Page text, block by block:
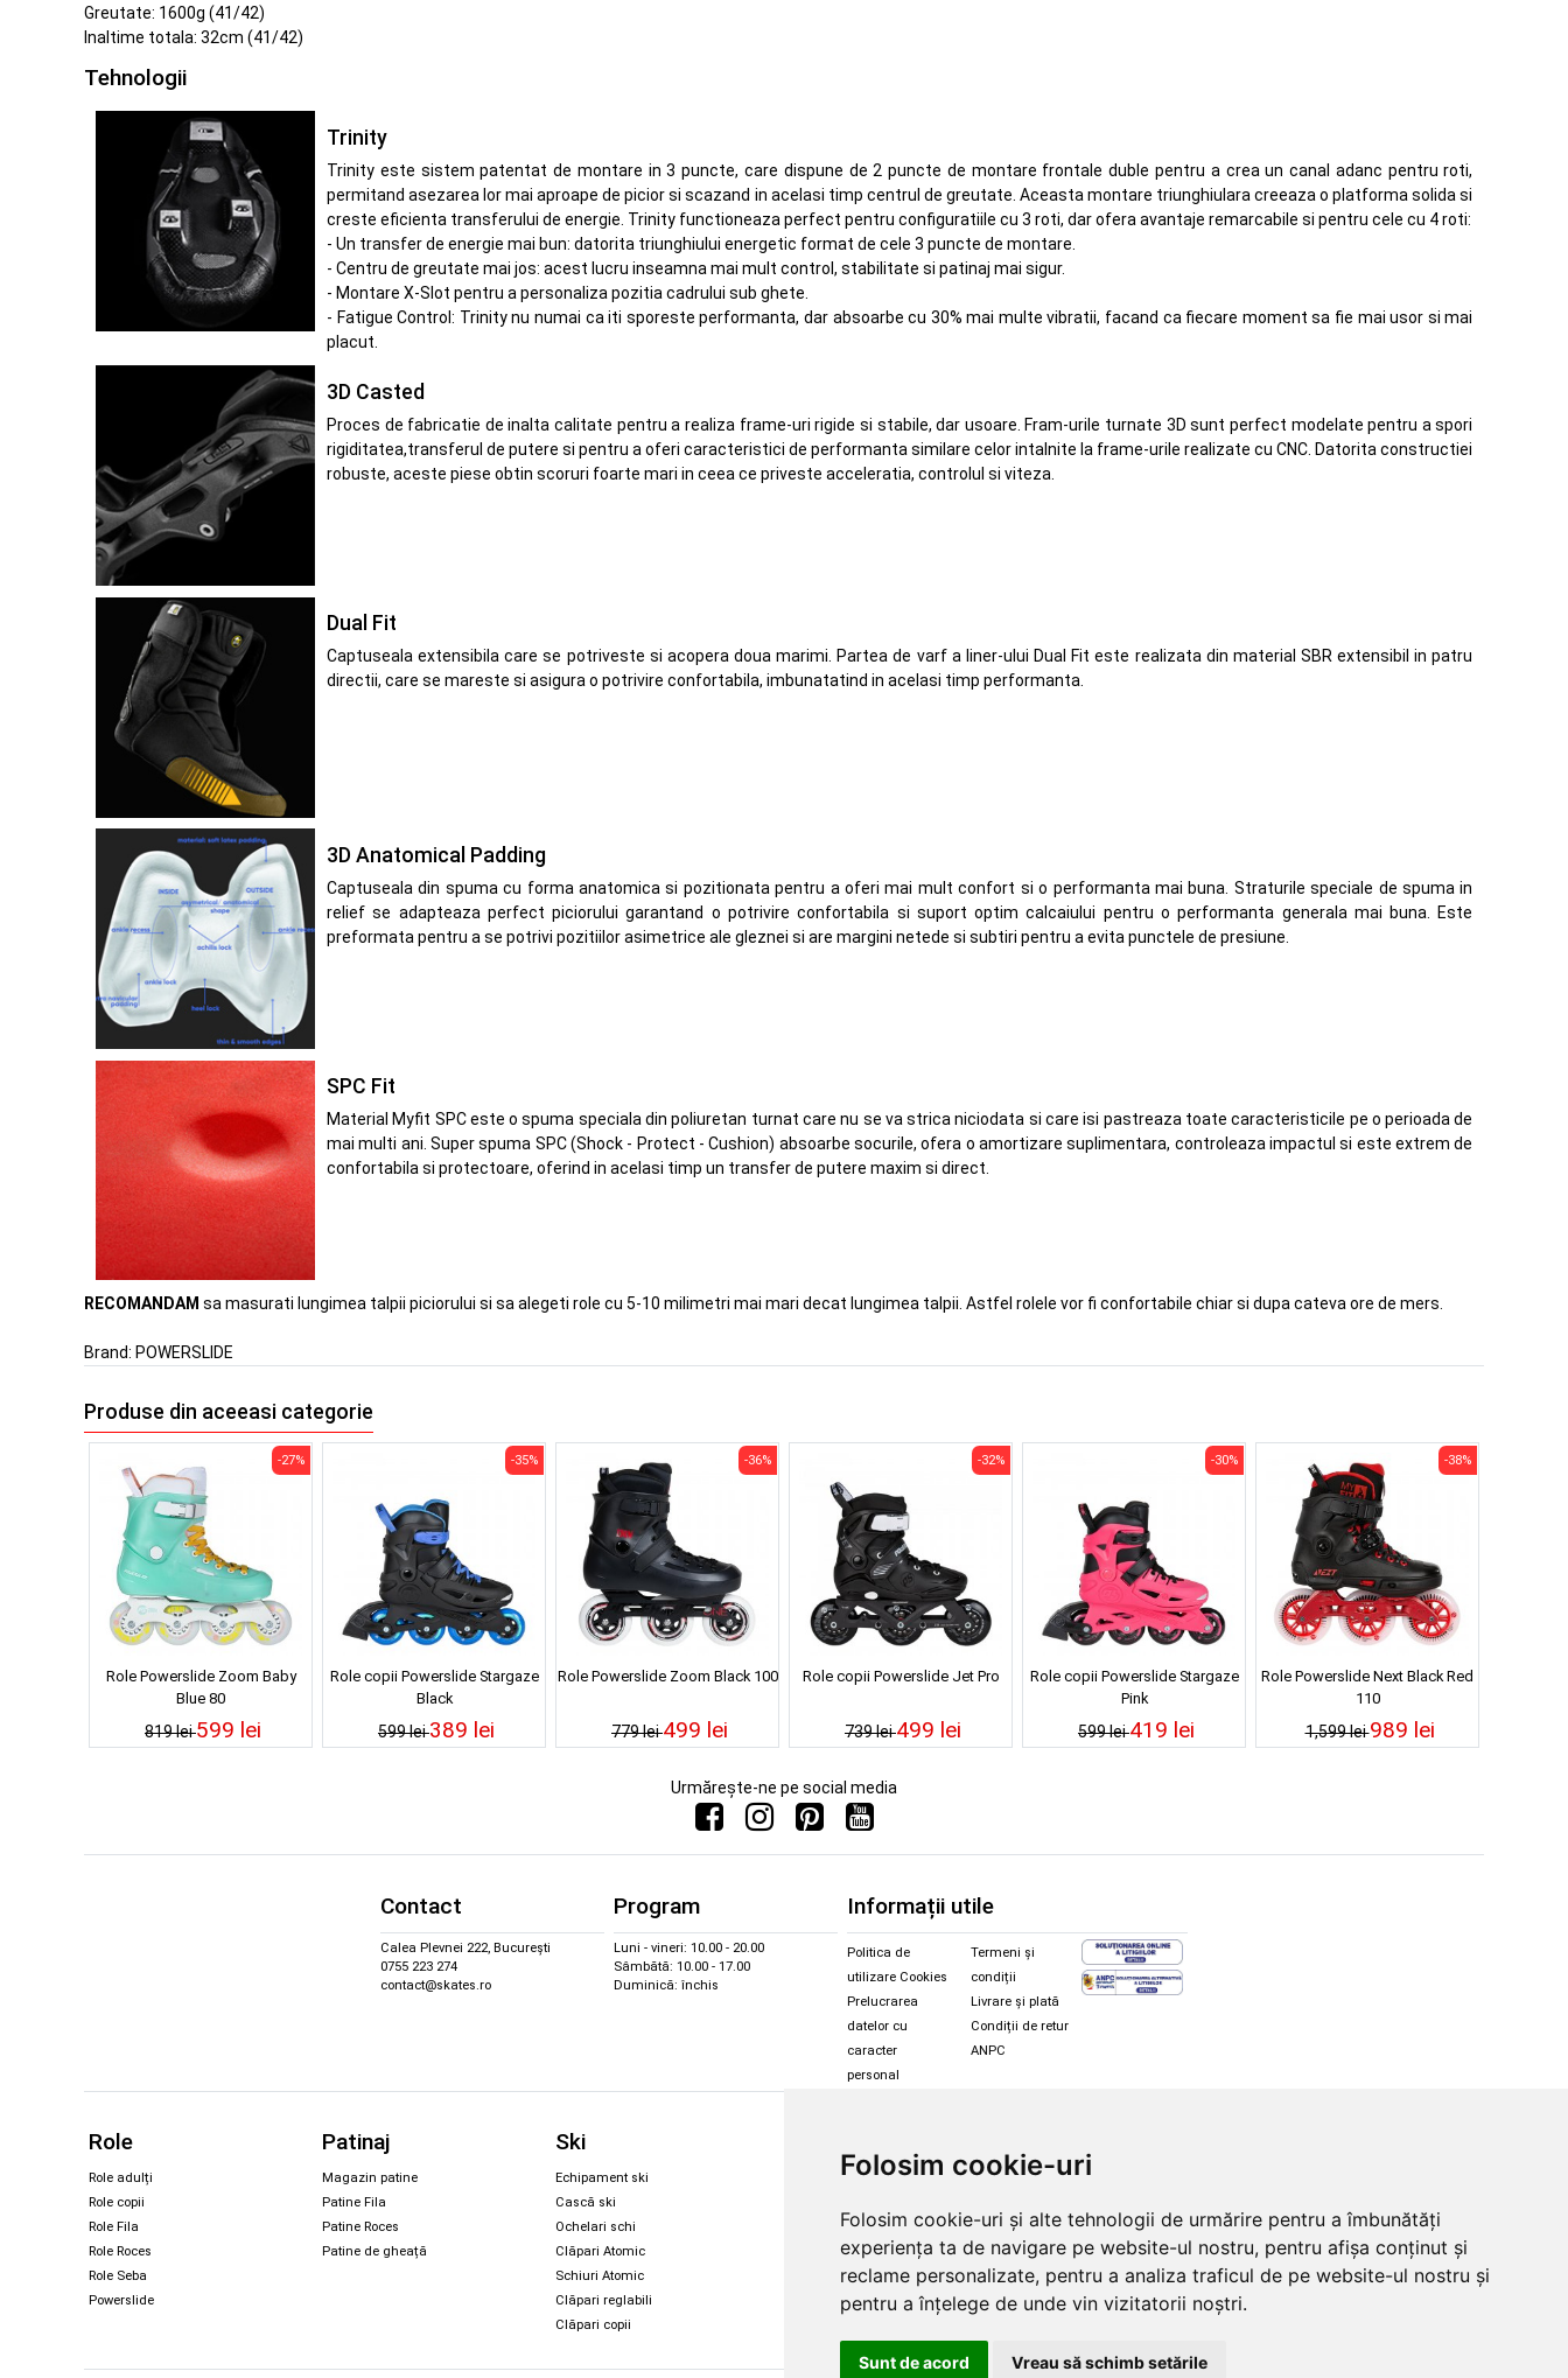
Folosim cookie-uri
Folosim cookie-uri și alte tehnologii de urmărire pentru a îmbunătăți
experiența ta de navigare pe website-ul nostru, pentru afișa conținut și
reclame personalizate, pentru a analiza traficul de pe website-ul nostru și
pentru a înțelege de unde vin vizitatorii noștri.
Sunt de acord Vreau să schimb setările
Greutate: 1600g (41/42)
Inaltime totala: 32cm (41/42)
Tehnologii
Trinity
Trinity este sistem patentat de montare in 3 puncte, care dispune de 2 puncte de montare frontale duble pentru a crea un canal adanc pentru roti,
permitand asezarea lor mai aproape de picior si scazand in acelasi timp centrul de greutate. Aceasta montare triunghiulara creeaza o platforma solida si
creste eficienta transferului de energie. Trinity functioneaza perfect pentru configuratiile cu 3 roti, dar ofera avantaje remarcabile si pentru cele cu 4 roti:
- Un transfer de energie mai bun: datorita triunghiului energetic format de cele 3 puncte de montare.
- Centru de greutate mai jos: acest lucru inseamna mai mult control, stabilitate si patinaj mai sigur.
- Montare X-Slot pentru a personaliza pozitia cadrului sub ghete.
- Fatigue Control: Trinity nu numai ca iti sporeste performanta, dar absoarbe cu 30% mai multe vibratii, facand ca fiecare moment sa fie mai usor si mai
placut.
3D Casted
Proces de fabricatie de inalta calitate pentru a realiza frame-uri rigide si stabile, dar usoare. Fram-urile turnate 3D sunt perfect modelate pentru a spori
rigiditatea,transferul de putere si pentru a oferi caracteristici de performanta similare celor intalnite la frame-urile realizate cu CNC. Datorita constructiei
robuste, aceste piese obtin scoruri foarte mari in ceea ce priveste acceleratia, controlul si viteza.
Dual Fit
Captuseala extensibila care se potriveste si acopera doua marimi. Partea de varf a liner-ului Dual Fit este realizata din material SBR extensibil in patru
directii, care se mareste si asigura o potrivire confortabila, imbunatatind in acelasi timp performanta.
3D Anatomical Padding
Captuseala din spuma cu forma anatomica si pozitionata pentru a oferi mai mult confort si o performanta mai buna. Straturile speciale de spuma in
relief se adapteaza perfect piciorului garantand o potrivire confortabila si suport optim calcaiului pentru o performanta generala mai buna. Este
preformata pentru a se potrivi pozitiilor asimetrice ale gleznei si are margini netede si subtiri pentru a evita punctele de presiune.
SPC Fit
Material Myfit SPC este o spuma speciala din poliuretan turnat care nu se va strica niciodata si care isi pastreaza toate caracteristicile pe o perioada de
mai multi ani. Super spuma SPC (Shock - Protect - Cushion) absoarbe socurile, ofera o amortizare suplimentara, controleaza impactul si este extrem de
confortabila si protectoare, oferind in acelasi timp un transfer de putere maxim si direct.
RECOMANDAM sa masurati lungimea talpii piciorului si sa alegeti role cu 5-10 milimetri mai mari decat lungimea talpii. Astfel rolele vor fi confortabile chiar si dupa cateva ore de mers.
Brand: POWERSLIDE
Produse din aceeasi categorie
Role Powerslide Zoom Baby
Blue 80
819 lei
-27%
599 lei
Role copii Powerslide Stargaze
Black
599 lei
-35%
389 lei
Role Powerslide Zoom Black 100
779 lei
-36%
499 lei
Role copii Powerslide Jet Pro
739 lei
-32%
499 lei
Role copii Powerslide Stargaze
Pink
599 lei
-30%
419 lei
Role Powerslide Next Black Red
110
1,599 lei
-38%
989 lei
Urmărește-ne pe social media
Contact
Calea Plevnei 222, București
0755 223 274
contact@skates.ro
Program
Luni - vineri: 10.00 - 20.00
Sâmbătă: 10.00 - 17.00
Duminică: închis
Informații utile
Politica de
utilizare Cookies
Prelucrarea
datelor cu
caracter
personal
Termeni și
condiții
Livrare și plată
Condiții de retur
ANPC
Role
Role adulți
Role copii
Role Fila
Role Roces
Role Seba
Powerslide
Patinaj
Magazin patine
Patine Fila
Patine Roces
Patine de gheață
Ski
Echipament ski
Cască ski
Ochelari schi
Clăpari Atomic
Schiuri Atomic
Clăpari reglabili
Clăpari copii
Magazin snowboard
Legături Rome SDS
Skate & longboard
Santa Cruz
Îmbrăcăminte schi și snowboard
Căști și ochelari Alpina
Ochelari Oakley
Ochelari Alpina
Ochelari de soare Oakley
Ochelari de soare Alpina
Intretinere manusi